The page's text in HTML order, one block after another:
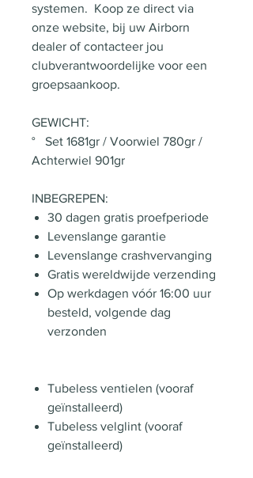
systemen. Koop ze direct via
onze website, bij uw Airborn
dealer of contacteer jou
clubverantwoordelijke voor een
groepsaankoop.
GEWICHT:
° Set 1681gr / Voorwiel 780gr /
Achterwiel 901gr
INBEGREPEN:
30 dagen gratis proefperiode
Levenslange garantie
Levenslange crashvervanging
Gratis wereldwijde verzending
Op werkdagen vóór 16:00 uur
besteld, volgende dag
verzonden
Tubeless ventielen (vooraf
geïnstalleerd)
Tubeless velglint (vooraf
geïnstalleerd)